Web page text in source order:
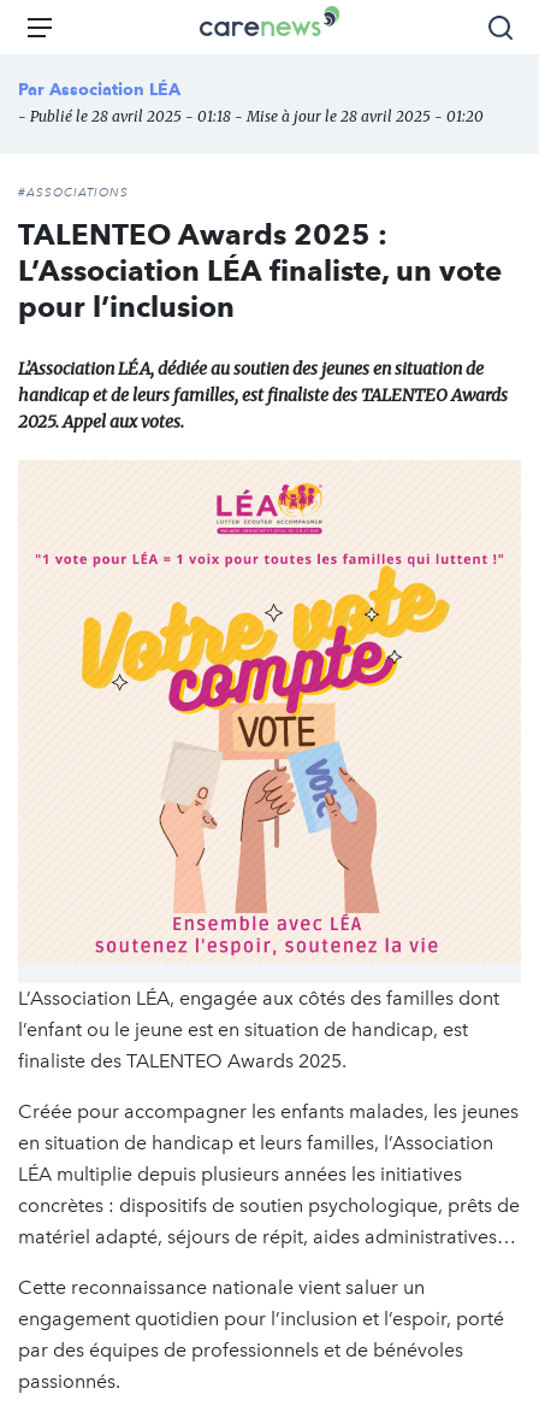
Aller
principal
Carenews,
des
Menu
Par Association LÉA
- Publié le 28 avril 2025 - 01:18 - Mise à jour le 28 avril 2025 - 01:20
#ASSOCIATIONS
TALENTEO Awards 2025 :
L’Association LÉA finaliste, un vote
pour l’inclusion
L’Association LÉA, dédiée au soutien des jeunes en situation de
handicap et de leurs familles, est finaliste des TALENTEO Awards
2025. Appel aux votes.
L’Association LÉA, engagée aux côtés des familles dont
l’enfant ou le jeune est en situation de handicap, est
finaliste des TALENTEO Awards 2025.
Créée pour accompagner les enfants malades, les jeunes
en situation de handicap et leurs familles, l’Association
LÉA multiplie depuis plusieurs années les initiatives
concrètes : dispositifs de soutien psychologique, prêts de
matériel adapté, séjours de répit, aides administratives…
Cette reconnaissance nationale vient saluer un
engagement quotidien pour l’inclusion et l’espoir, porté
par des équipes de professionnels et de bénévoles
passionnés.